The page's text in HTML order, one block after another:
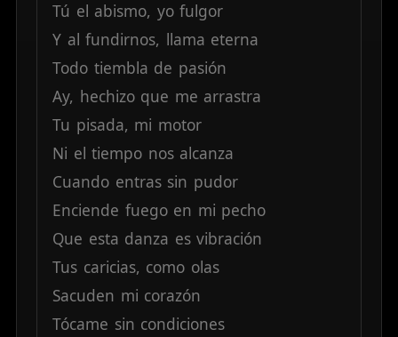
Tú el abismo, yo fulgor
Y al fundirnos, llama eterna
Todo tiembla de pasión
Ay, hechizo que me arrastra
Tu pisada, mi motor
Ni el tiempo nos alcanza
Cuando entras sin pudor
Enciende fuego en mi pecho
Que esta danza es vibración
Tus caricias, como olas
Sacuden mi corazón
Tócame sin condiciones